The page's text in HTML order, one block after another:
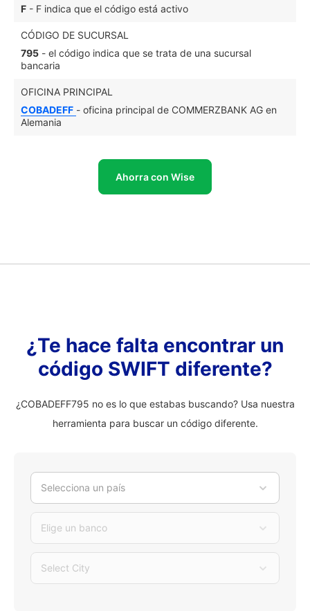
F - F indica que el código está activo
CÓDIGO DE SUCURSAL
795 - el código indica que se trata de una sucursal
bancaria
OFICINA PRINCIPAL
COBADEFF - oficina principal de COMMERZBANK AG en
Alemania
Ahorra con Wise
¿Te hace falta encontrar un
código SWIFT diferente?
¿COBADEFF795 no es lo que estabas buscando? Usa nuestra
herramienta para buscar un código diferente.
Selecciona un país
Elige un banco
Select City